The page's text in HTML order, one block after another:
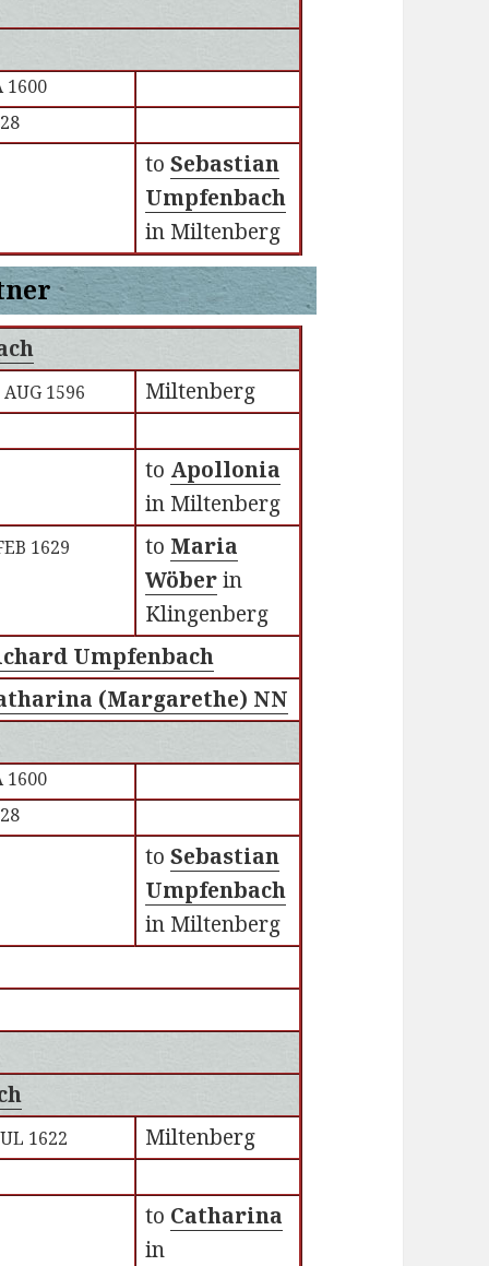
1600
toSebastian
Umpfenbach
in Miltenberg
1596 Miltenberg
to Apollonia
in Miltenberg
1629 to Maria
Wöberin
Klingenberg
Umpfenbach
(Margarethe) NN
1600
toSebastian
Umpfenbach
in Miltenberg
1622 Miltenberg
to Catharina
in